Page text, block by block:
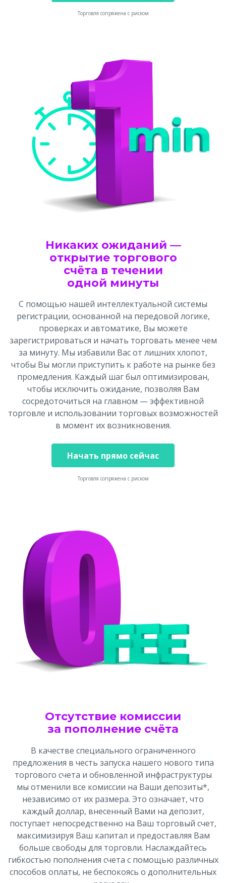
Торговля сопряжена с риском
Никаких ожиданий —
открытие торгового
счёта в течении
одной минуты
С помощью нашей интеллектуальной системы
регистрации, основанной на передовой логике,
проверках и автоматике, Вы можете
зарегистрироваться и начать торговать менее чем
за минуту. Мы избавили Вас от лишних хлопот,
чтобы Вы могли приступить к работе на рынке без
промедления. Каждый шаг был оптимизирован,
чтобы исключить ожидание, позволяя Вам
сосредоточиться на главном — эффективной
торговле и использовании торговых возможностей
в момент их возникновения.
Начать прямо сейчас
Торговля сопряжена с риском
Отсутствие комиссии
за пополнение счёта
В качестве специального ограниченного
предложения в честь запуска нашего нового типа
торгового счета и обновленной инфраструктуры
мы отменили все комиссии на Ваши депозиты*,
независимо от их размера. Это означает, что
каждый доллар, внесенный Вами на депозит,
поступает непосредственно на Ваш торговый счет,
максимизируя Ваш капитал и предоставляя Вам
больше свободы для торговли. Наслаждайтесь
гибкостью пополнения счета с помощью различных
способов оплаты, не беспокоясь о дополнительных